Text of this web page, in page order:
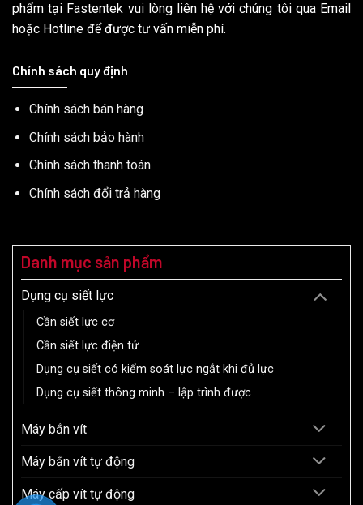
phẩm tại Fastentek vui lòng liên hệ với chúng tôi qua Email
hoặc Hotline để được tư vấn miễn phí.
Chính sách quy định
Chính sách bán hàng
Chính sách bảo hành
Chính sách thanh toán
Chính sách đổi trả hàng
Danh mục sản phẩm
Dụng cụ siết lực
Cần siết lực cơ
Cần siết lực điện tử
Dụng cụ siết có kiểm soát lực ngắt khi đủ lực
Dụng cụ siết thông minh – lập trình được
Máy bắn vít
Máy bắn vít tự động
Máy cấp vít tự động